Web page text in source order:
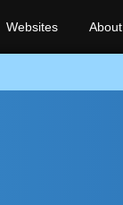
Websites About